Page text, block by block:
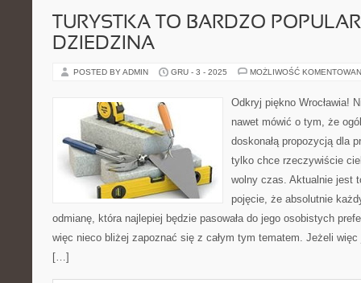
TURYSTKA TO BARDZO
DZIEDZINA
POSTED BY ADMIN GRU - 3 - 2025 MOŻLIWOŚĆ
Odkryj piękno Wrocławia!
nawet mówić o tym, że
doskonałą propozycją dla
tylko chce rzeczywiście
wolny czas. Aktualnie jest
pojęcie, że absolutnie
odmianę, która najlepiej będzie pasowała do jego osobistych
więc nieco bliżej zapoznać się z całym tym tematem. Jeżeli
[…]